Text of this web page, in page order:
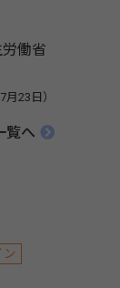
労働省
月23日）
覧へ
ン